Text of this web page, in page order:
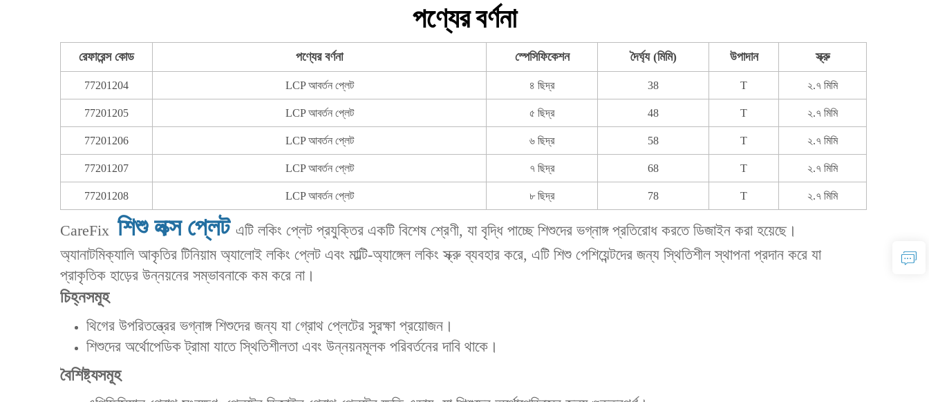
পণ্যের বর্ণনা
রেফারেন্স কোড পণ্যের বর্ণনা স্পেসিফিকেশন দৈর্ঘ্য (মিমি) উপাদান স্ক্রু
77201204 LCP আবর্তন প্লেট ৪ ছিদ্র 38 T ২.৭ মিমি
77201205 LCP আবর্তন প্লেট ৫ ছিদ্র 48 T ২.৭ মিমি
77201206 LCP আবর্তন প্লেট ৬ ছিদ্র 58 T ২.৭ মিমি
77201207 LCP আবর্তন প্লেট ৭ ছিদ্র 68 T ২.৭ মিমি
77201208 LCP আবর্তন প্লেট ৮ ছিদ্র 78 T ২.৭ মিমি
CareFix ‌ শিশু লক্স প্লেট এটি লকিং প্লেট প্রযুক্তির একটি বিশেষ শ্রেণী, যা বৃদ্ধি পাচ্ছে শিশুদের ভগ্নাঙ্গ প্রতিরোধ করতে ডিজাইন করা হয়েছে।
‌অ্যানাটমিক্যালি আকৃতির টিনিয়াম অ্যালোই লকিং প্লেট‌ এবং ‌মাল্টি-অ্যাঙ্গেল লকিং স্ক্রু‌ ব্যবহার করে, এটি শিশু পেশিয়েন্টদের জন্য স্থিতিশীল স্থাপনা প্রদান করে যা
প্রাকৃতিক হাড়ের উন্নয়নের সম্ভাবনাকে কম করে না।
চিহ্নসমূহ
‌থিগের উপরিতন্ত্রের ভগ্নাঙ্গ‌ শিশুদের জন্য যা গ্রোথ প্লেটের সুরক্ষা প্রয়োজন।
‌শিশুদের অর্থোপেডিক ট্রামা‌ যাতে স্থিতিশীলতা এবং উন্নয়নমূলক পরিবর্তনের দাবি থাকে।
বৈশিষ্ট্যসমূহ